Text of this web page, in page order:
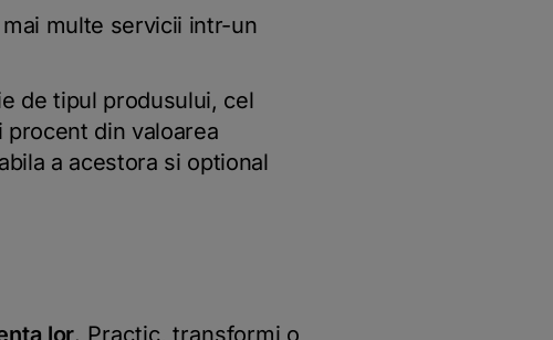
multe servicii intr-un
de tipul produsului, cel
din valoarea
a acestora si optional
lor. Practic, transformi o